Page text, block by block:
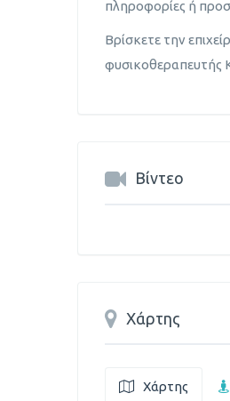
πληροφορίες ή
Βρίσκετε την
φυσικοθεραπευτής
Βίντεο
Χάρτης
Χάρτης